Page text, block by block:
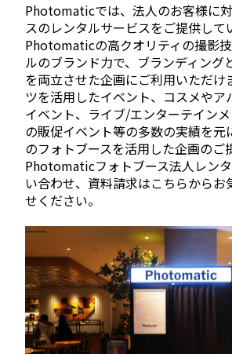
Photomaticでは、法人のお客様に
スのレンタルサービスをご提供して
Photomaticの高クオリティの撮影
ルのブランド力で、ブランディング
を両立させた企画にご利用いただけ
ツを活用したイベント、コスメやア
イベント、ライブ/エンターテイン
の販促イベント等の多数の実績を
のフォトブースを活用した企画のご
Photomaticフォトブース法人レン
い合わせ、資料請求はこちらからお
せください。